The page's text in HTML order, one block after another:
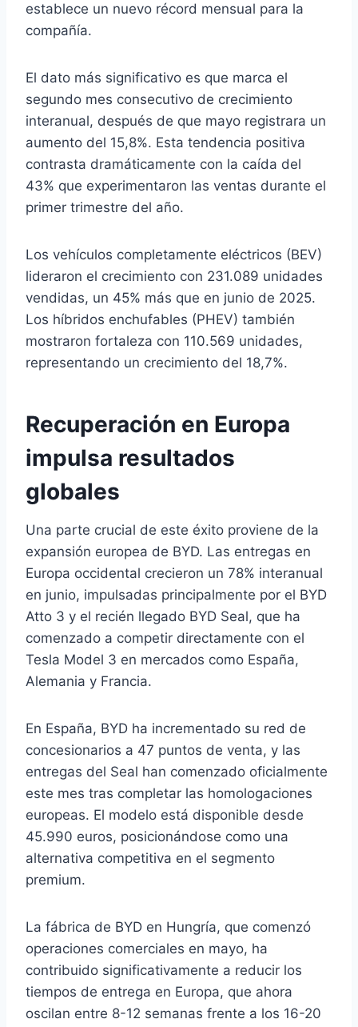
establece un nuevo récord mensual para la
compañía.
El dato más significativo es que marca el
segundo mes consecutivo de crecimiento
interanual, después de que mayo registrara un
aumento del 15,8%. Esta tendencia positiva
contrasta dramáticamente con la caída del
43% que experimentaron las ventas durante el
primer trimestre del año.
Los vehículos completamente eléctricos (BEV)
lideraron el crecimiento con 231.089 unidades
vendidas, un 45% más que en junio de 2025.
Los híbridos enchufables (PHEV) también
mostraron fortaleza con 110.569 unidades,
representando un crecimiento del 18,7%.
Recuperación en Europa
impulsa resultados
globales
Una parte crucial de este éxito proviene de la
expansión europea de BYD. Las entregas en
Europa occidental crecieron un 78% interanual
en junio, impulsadas principalmente por el BYD
Atto 3 y el recién llegado BYD Seal, que ha
comenzado a competir directamente con el
Tesla Model 3 en mercados como España,
Alemania y Francia.
En España, BYD ha incrementado su red de
concesionarios a 47 puntos de venta, y las
entregas del Seal han comenzado oficialmente
este mes tras completar las homologaciones
europeas. El modelo está disponible desde
45.990 euros, posicionándose como una
alternativa competitiva en el segmento
premium.
La fábrica de BYD en Hungría, que comenzó
operaciones comerciales en mayo, ha
contribuido significativamente a reducir los
tiempos de entrega en Europa, que ahora
oscilan entre 8-12 semanas frente a los 16-20